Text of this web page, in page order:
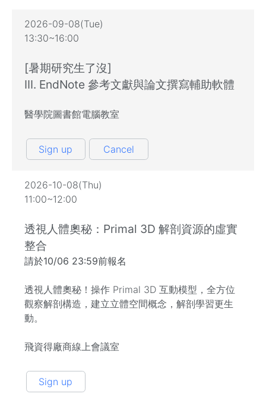
2026-09-08(Tue)
13:30~16:00
[暑期研究生了沒]
III. EndNote 參考文獻與論文撰寫輔助軟體
醫學院圖書館電腦教室
Sign up Cancel
2026-10-08(Thu)
11:00~12:00
透視人體奧秘：Primal 3D 解剖資源的虛實
整合
請於10/06 23:59前報名
透視人體奧秘！操作 Primal 3D 互動模型，全方位
觀察解剖構造，建立立體空間概念，解剖學習更生
動。
飛資得廠商線上會議室
Sign up